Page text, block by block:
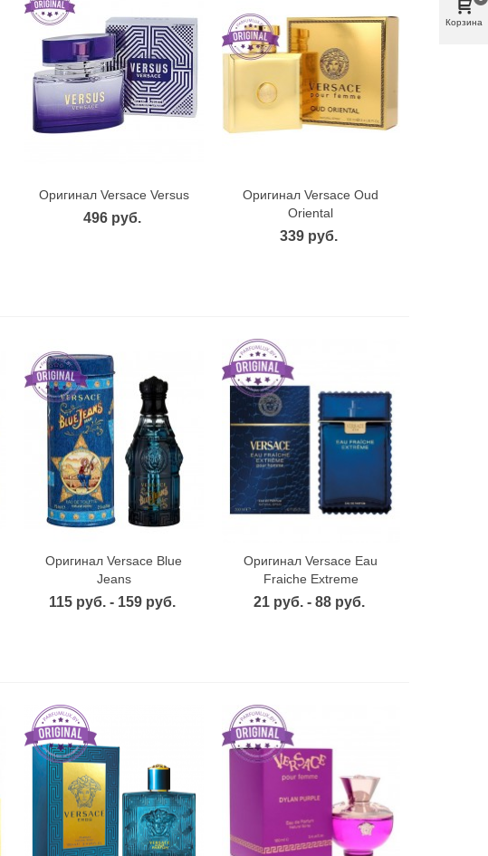
Быстрый просмотр
Оригинал Versace Versus
496 руб.
Быстрый просмотр
Оригинал Versace Oud
Oriental
339 руб.
Быстрый просмотр
Оригинал Versace Blue
Jeans
115 руб. - 159 руб.
Быстрый просмотр
Оригинал Versace Eau
Fraiche Extreme
21 руб. - 88 руб.
Корзина